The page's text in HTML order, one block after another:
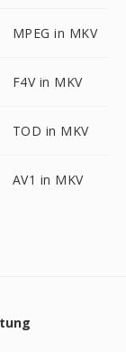
MPEG in MKV
F4V in MKV
TOD in MKV
AV1 in MKV